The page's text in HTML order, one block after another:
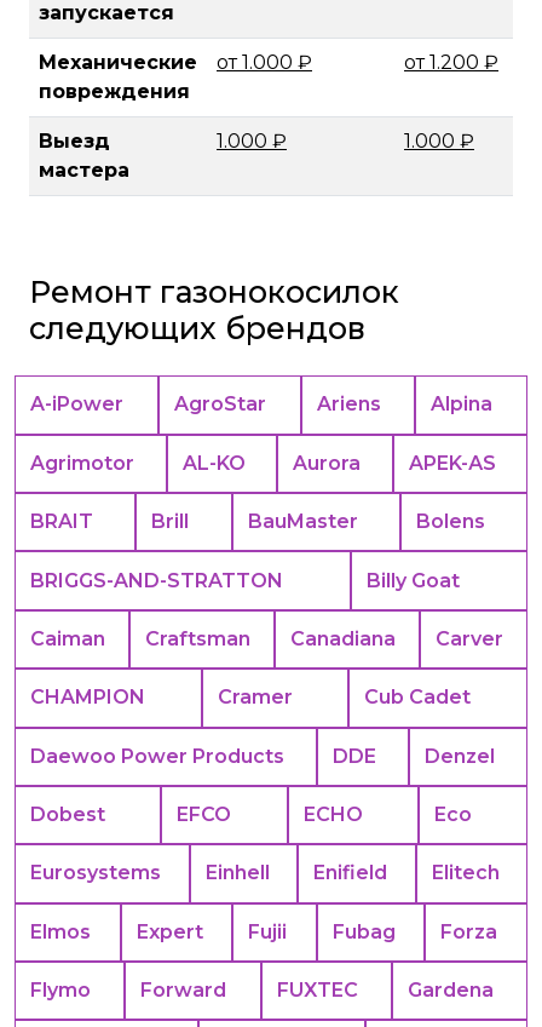
запускается
Механические
повреждения
от 1.000 ₽ от 1.200 ₽
Выезд
мастера
1.000 ₽ 1.000 ₽
Ремонт газонокосилок
следующих брендов
A-iPower AgroStar Ariens Alpina
Agrimotor AL-KO Aurora APEK-АS
BRAIT Brill BauMaster Bolens
BRIGGS-AND-STRATTON Billy Goat
Caiman Craftsman Canadiana Carver
CHAMPION Cramer Cub Cadet
Daewoo Power Products DDE Denzel
Dobest EFCO ECHO Eco
Eurosystems Einhell Enifield Elitech
Elmos Expert Fujii Fubag Forza
Flymo Forward FUXTEC Gardena